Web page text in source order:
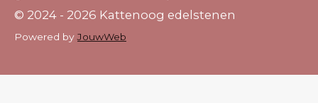
© 2024 - 2026 Kattenoog edelstenen
Powered byJouwWeb